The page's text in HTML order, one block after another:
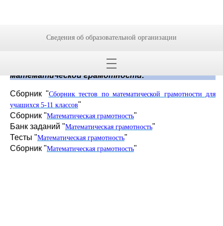
Банк тренировочных заданий по
математической грамотности:
Сборник "Сборник тестов по математической грамотности для
учащихся 5-11 классов"
Сборник "Математическая грамотность"
Банк заданий "Математическая грамотность"
Тесты "Математическая грамотность"
Сборник "Математическая грамотность"
Сведения об образовательной организации